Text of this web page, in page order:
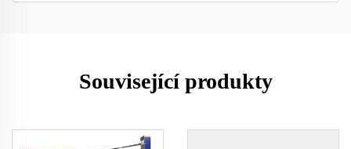
Související produkty